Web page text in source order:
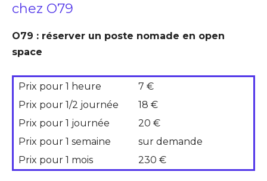
chez O79
O79 : réserver un poste nomade en open
space
Prix pour 1 heure
7 €
Prix pour 1/2 journée
18 €
Prix pour 1 journée
20 €
Prix pour 1 semaine
sur demande
Prix pour 1 mois
230 €